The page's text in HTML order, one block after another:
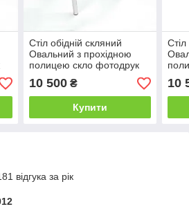
Стіл обідній скляний
Овальний з прохідною
полицею скло фотодрук
Coffee aroma
1100х650*Еко мм (БЦ-Стіл
ТМ)
10 500₴
Купити
(БЦ-
10
відгука за рік